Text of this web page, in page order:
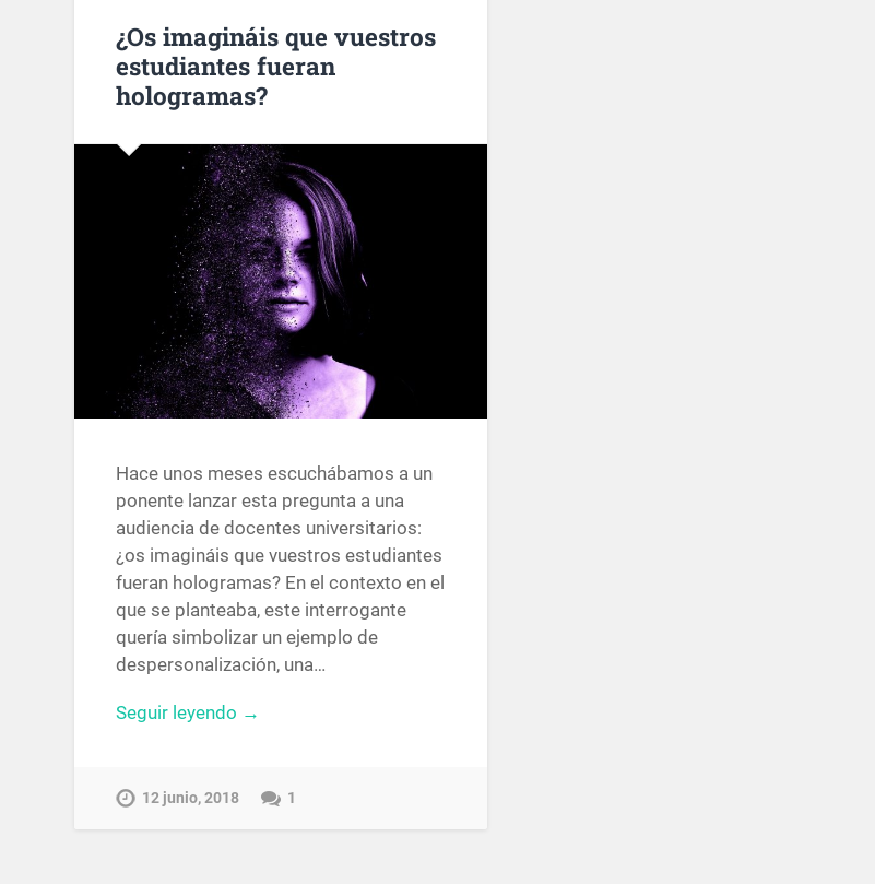
¿Os imagináis que vuestros
estudiantes fueran
hologramas?
Hace unos meses escuchábamos a un
ponente lanzar esta pregunta a una
audiencia de docentes universitarios:
¿os imagináis que vuestros estudiantes
fueran hologramas? En el contexto en el
que se planteaba, este interrogante
quería simbolizar un ejemplo de
despersonalización, una…
Seguir leyendo →
12 junio, 2018 1